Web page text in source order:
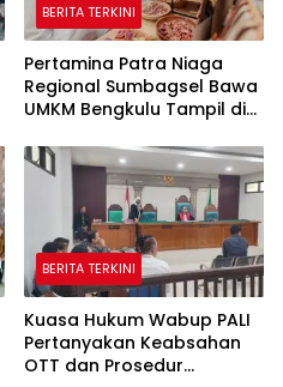
BERITA TERKINI
Pertamina Patra Niaga
Regional Sumbagsel Bawa
UMKM Bengkulu Tampil di
2026
BERITA TERKINI
Kuasa Hukum Wabup PALI
Pertanyakan Keabsahan
OTT dan Prosedur